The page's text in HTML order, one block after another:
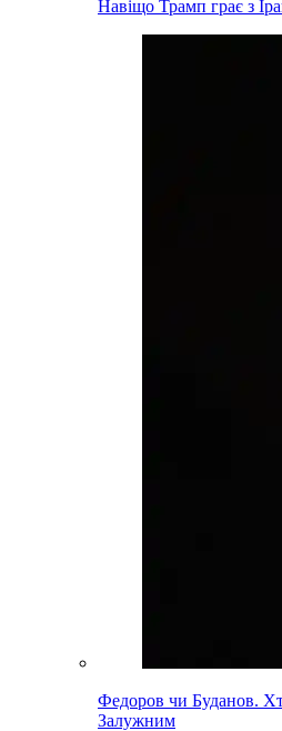
Навіщо Трамп грає з
Федоров чи Буданов.
Залужним